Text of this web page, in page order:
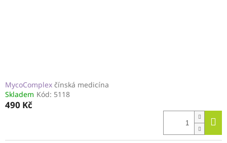
MycoComplex čínská medicína
Skladem Kód: 5118
490 Kč